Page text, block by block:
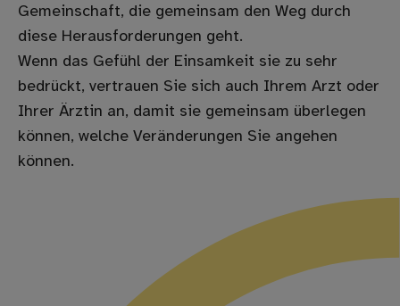
Gemeinschaft, die gemeinsam den Weg durch
diese Herausforderungen geht.
Wenn das Gefühl der Einsamkeit sie zu sehr
bedrückt, vertrauen Sie sich auch Ihrem Arzt oder
Ihrer Ärztin an, damit sie gemeinsam überlegen
können, welche Veränderungen Sie angehen
können.